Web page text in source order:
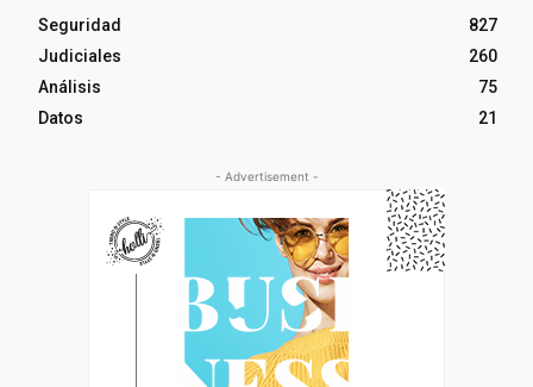
Seguridad
827
Judiciales
260
Análisis
75
Datos
21
- Advertisement -